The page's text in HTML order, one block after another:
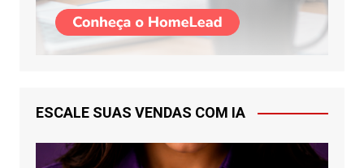
ESCALE SUAS VENDAS COM IA